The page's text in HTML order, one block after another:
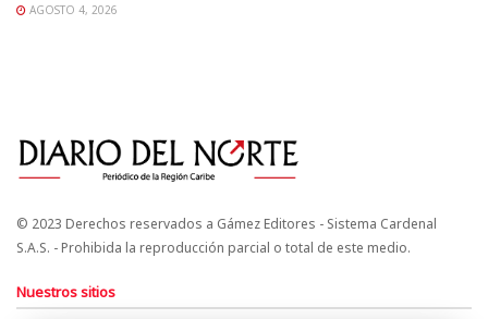
AGOSTO 4, 2026
© 2023 Derechos reservados a Gámez Editores - Sistema Cardenal
S.A.S. - Prohibida la reproducción parcial o total de este medio.
Nuestros sitios